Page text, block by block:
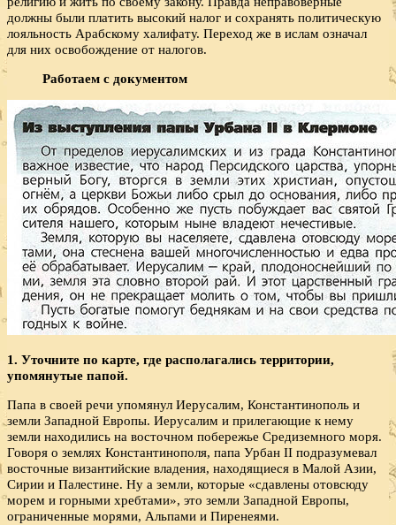
должны были платить высокий налог и сохранять политическую
лояльность Арабскому халифату. Переход же в ислам означал
для них освобождение от налогов.
Работаем с документом
1. Уточните по карте, где располагались территории,
упомянутые папой.
Папа в своей речи упомянул Иерусалим, Константинополь и
земли Западной Европы. Иерусалим и прилегающие к нему
земли находились на восточном побережье Средиземного моря.
Говоря о землях Константинополя, папа Урбан II подразумевал
восточные византийские владения, находящиеся в Малой Азии,
Сирии и Палестине. Ну а земли, которые «сдавлены отовсюду
морем и горными хребтами», это земли Западной Европы,
ограниченные морями, Альпами и Пиренеями.